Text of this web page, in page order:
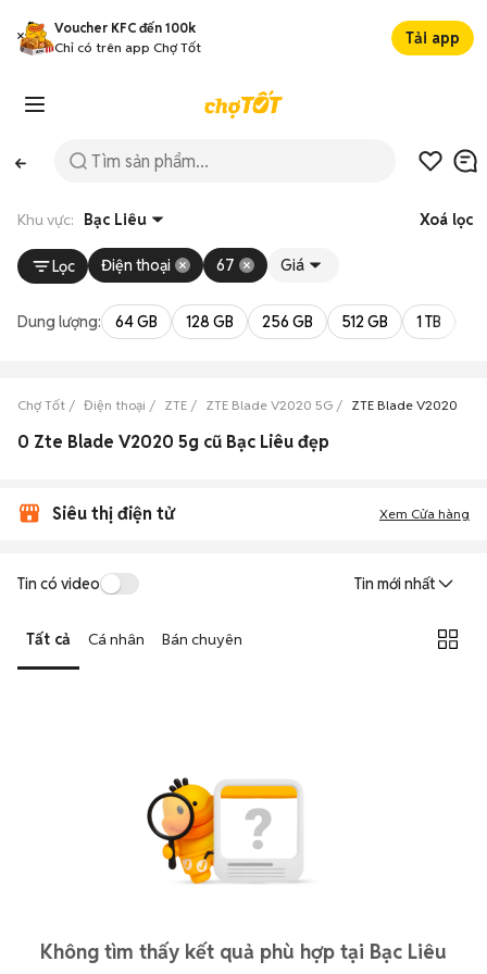
Voucher KFC đến 100k
Chỉ có trên app Chợ Tốt
Tải app
Khu vực: Bạc Liêu Xoá lọc
Lọc Điện thoại 67 Giá
Dung lượng: 64 GB 128 GB 256 GB 512 GB 1 TB
Chợ Tốt Điện thoại ZTE ZTE Blade V2020 5G ZTE Blade V2020 5G
0 Zte Blade V2020 5g cũ Bạc Liêu đẹp
Siêu thị điện tử Xem Cửa hàng
Tin có video Tin mới nhất
Tất cả Cá nhân Bán chuyên
Không tìm thấy kết quả phù hợp tại Bạc Liêu